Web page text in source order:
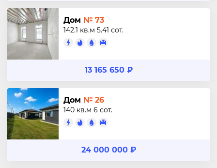
Дом № 73
142.1 кв.м 5.41 сот.
13 165 650 ₽
Дом № 26
140 кв.м 6 сот.
24 000 000 ₽